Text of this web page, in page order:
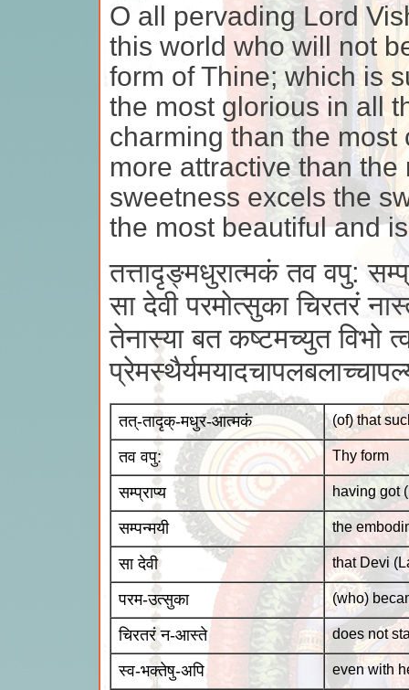
O all pervading Lord
this world who will not
form of Thine; which is
the most glorious in all
charming than the
more attractive than
sweetness excels the
the most beautiful and
तत्तादृङ्मधुरात्मकं तव वपु:
सा देवी परमोत्सुका चिरतरं
तेनास्या बत कष्टमच्युत विभो
तत्-तादृक्-मधुर-आत्मकं (of) that
तव वपु: Thy form
सम्प्राप्य having got
सम्पन्मयी the
सा देवी that Devi
परम-उत्सुका (who)
चिरतरं न-आस्ते does not
स्व-भक्तेषु-अपि even with